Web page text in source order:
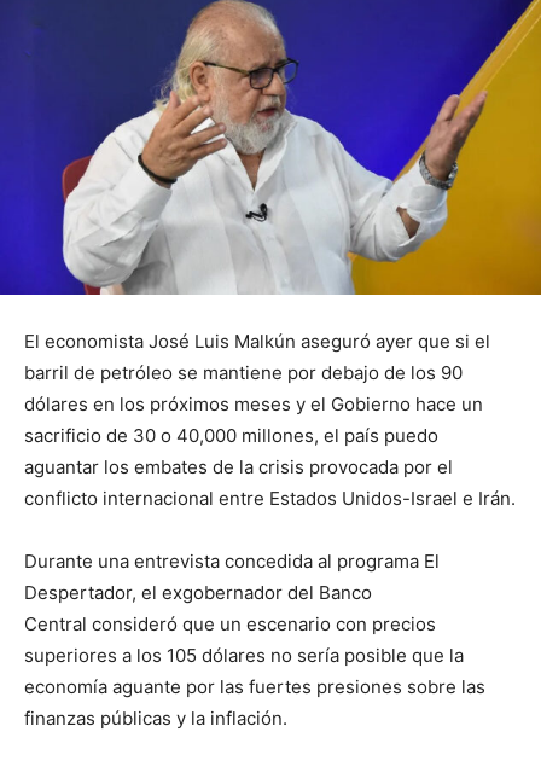
El economista José Luis Malkún aseguró ayer que si el
barril de petróleo se mantiene por debajo de los 90
dólares en los próximos meses y el Gobierno hace un
sacrificio de 30 o 40,000 millones, el país puedo
aguantar los embates de la crisis provocada por el
conflicto internacional entre Estados Unidos-Israel e Irán.
Durante una entrevista concedida al programa El
Despertador, el exgobernador del Banco
Central consideró que un escenario con precios
superiores a los 105 dólares no sería posible que la
economía aguante por las fuertes presiones sobre las
finanzas públicas y la inflación.